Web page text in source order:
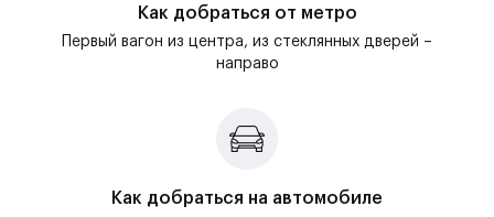
Как добраться от метро
Первый вагон из центра, из стеклянных дверей –
направо
Как добраться на автомобиле